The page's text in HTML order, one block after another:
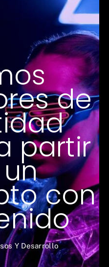
de
partir
con
Y Desarrollo